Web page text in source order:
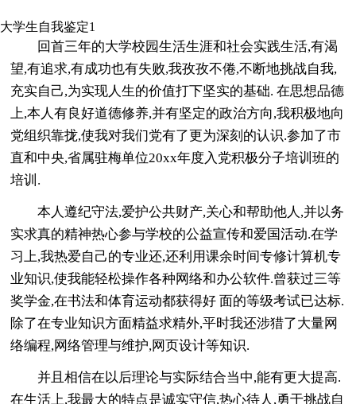
大学生自我鉴定1
回首三年的大学校园生活生涯和社会实践生活,有渴
望,有追求,有成功也有失败,我孜孜不倦,不断地挑战自我,
充实自己,为实现人生的价值打下坚实的基础. 在思想品德
上,本人有良好道德修养,并有坚定的政治方向,我积极地向
党组织靠拢,使我对我们党有了更为深刻的认识.参加了市
直和中央,省属驻梅单位20xx年度入党积极分子培训班的
培训.
本人遵纪守法,爱护公共财产,关心和帮助他人,并以务
实求真的精神热心参与学校的公益宣传和爱国活动.在学
习上,我热爱自己的专业还,还利用课余时间专修计算机专
业知识,使我能轻松操作各种网络和办公软件.曾获过三等
奖学金,在书法和体育运动都获得好 面的等级考试已达标.
除了在专业知识方面精益求精外,平时我还涉猎了大量网
络编程,网络管理与维护,网页设计等知识.
并且相信在以后理论与实际结合当中,能有更大提高.
在生活上,我最大的特点是诚实守信,热心待人,勇于挑战自